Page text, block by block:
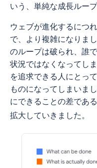
いう、単純な成長ルー
ウェブが進化するにつ
で、より複雑になりま
のループは破られ、誰
状況ではなくなってし
を追求できる人にとっ
ものになってしまいま
にできることの差である
拡大していきました。